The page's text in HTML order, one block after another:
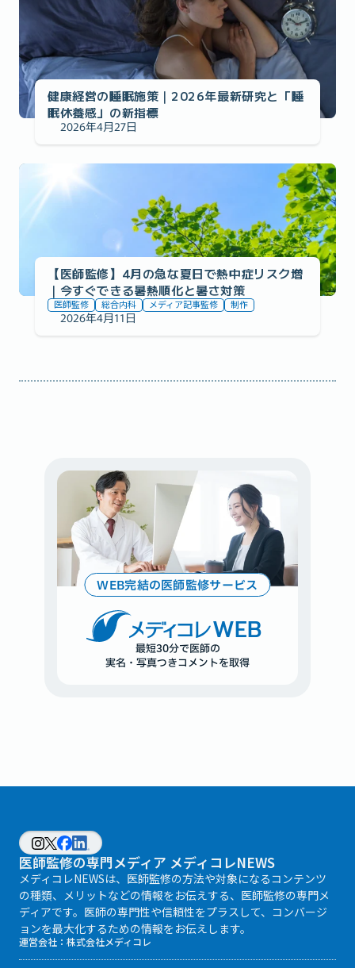
健康経営の睡眠施策｜2026年最新研究と「睡
眠休養感」の新指標
2026年4月27日
事例の紹介
【医師監修】4月の急な夏日で熱中症リスク増
｜今すぐできる暑熱順化と暑さ対策
医師監修 総合内科 メディア記事監修 制作
2026年4月11日
WEB完結の医師監修サービス
WEB
最短30分で医師の
実名・写真つきコメントを取得
医師監修の専門メディア メディコレNEWS
メディコレNEWSは、医師監修の方法や対象になるコンテンツ
の種類、メリットなどの情報をお伝えする、医師監修の専門メ
ディアです。医師の専門性や信頼性をプラスして、コンバージ
ョンを最大化するための情報をお伝えします。
運営会社： 株式会社メディコレ